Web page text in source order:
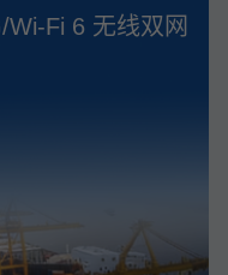
6 无线双网